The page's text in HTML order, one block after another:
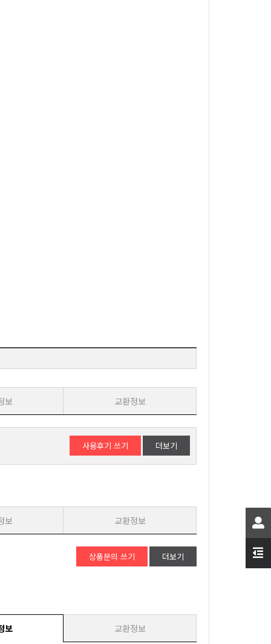
보 교환정보
사용후기 쓰기 더보기
보 교환정보
상품문의 쓰기 더보기
보 교환정보